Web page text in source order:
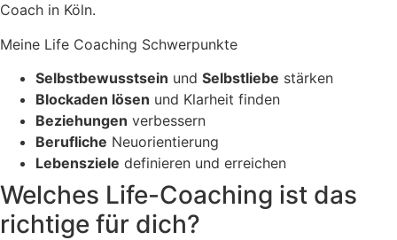
Coach in Köln.
Meine Life Coaching Schwerpunkte
Selbstbewusstsein und Selbstliebe stärken
Blockaden lösen und Klarheit finden
Beziehungen verbessern
Berufliche Neuorientierung
Lebensziele definieren und erreichen
Welches Life-Coaching ist das
richtige für dich?